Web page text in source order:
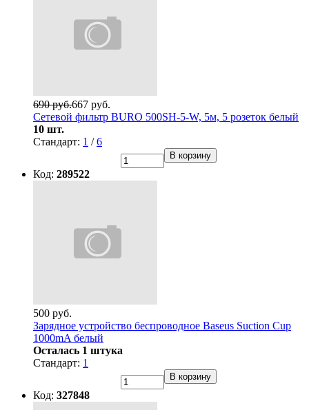
667 руб.
690 руб.
Сетевой фильтр BURO 500SH-5-W, 5м, 5 розеток белый
10 шт.
Стандарт: 1 /6
В корзину
Код: 289522
500 руб.
Зарядное устройство беcпроводное Baseus Suction Cup
1000mA белый
Осталась 1 штука
Стандарт: 1
В корзину
Код: 327848